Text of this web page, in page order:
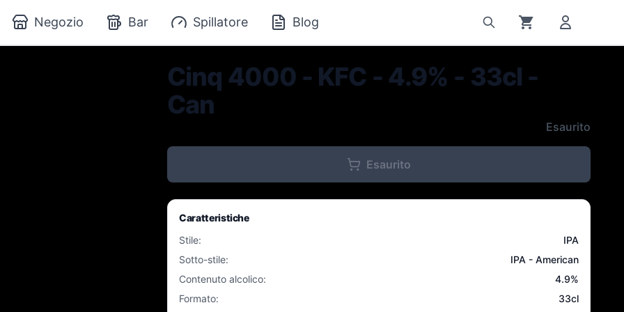
Negozio Bar Spillatore Blog
Cinq 4000 - KFC - 4.9% - 33cl -
Can
Esaurito
Esaurito
Caratteristiche
Stile:
IPA
Sotto-stile:
IPA - American
Contenuto alcolico: 4.9%
Formato:
33cl